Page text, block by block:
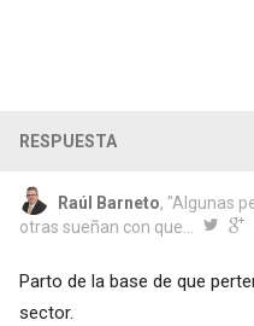
RESPUESTA
Raúl Barneto, "Algunas
otras sueñan con que...
Parto de la base de que
sector.